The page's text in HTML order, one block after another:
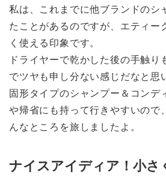
私は、これまでに他ブランドのシ
たことがあるのですが、エティー
く使える印象です。
ドライヤーで乾かした後の手触り
でツヤも申し分ない感じだなと思
固形タイプのシャンプー＆コンデ
や帰省にも持って行きやすいので
んなところを旅しましたよ。
ナイスアイディア！小さ